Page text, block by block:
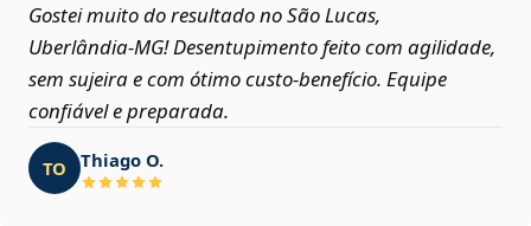
Gostei muito do resultado no São Lucas,
Uberlândia‑MG! Desentupimento feito com agilidade,
sem sujeira e com ótimo custo-benefício. Equipe
confiável e preparada.
TO Thiago O.